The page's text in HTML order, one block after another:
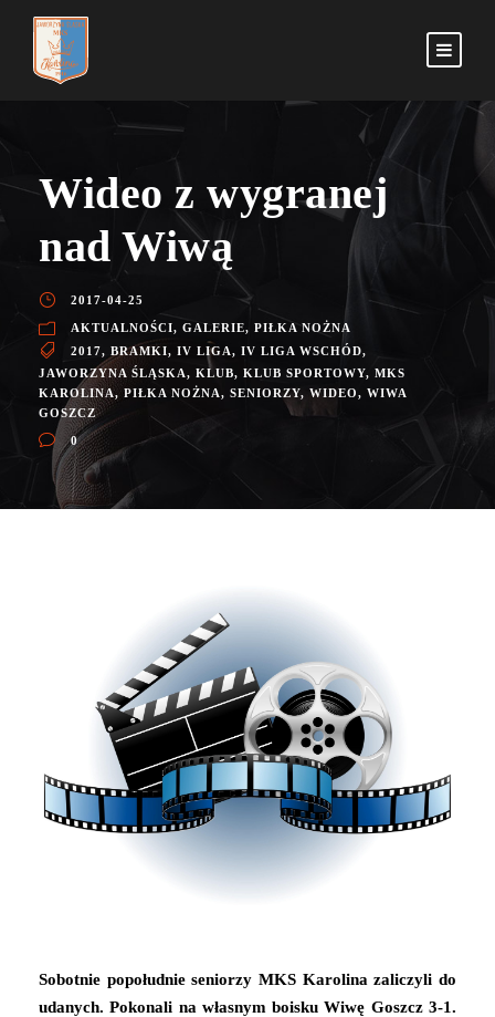
Wideo z wygranej
nad Wiwą
2017-04-25
AKTUALNOŚCI, GALERIE, PIŁKA NOŻNA
2017, BRAMKI, IV LIGA, IV LIGA WSCHÓD,
JAWORZYNA ŚLĄSKA, KLUB, KLUB SPORTOWY, MKS
KAROLINA, PIŁKA NOŻNA, SENIORZY, WIDEO, WIWA
GOSZCZ
0
Sobotnie popołudnie seniorzy MKS Karolina zaliczyli do
udanych. Pokonali na własnym boisku Wiwę Goszcz 3-1.